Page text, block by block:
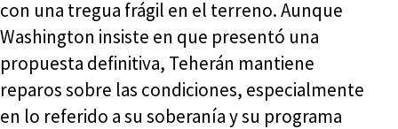
con una tregua frágil en el terreno. Aunque
Washington insiste en que presentó una
propuesta definitiva, Teherán mantiene
reparos sobre las condiciones, especialmente
en lo referido a su soberanía y su programa